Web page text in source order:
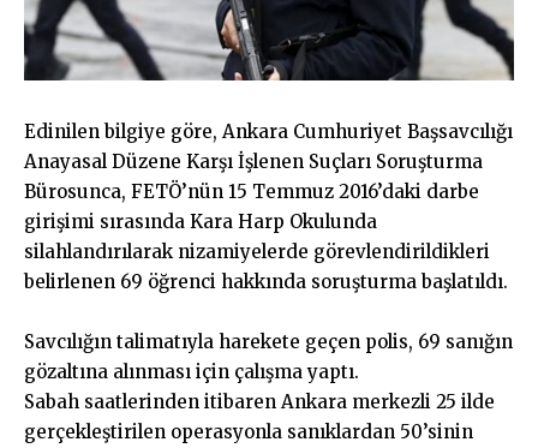
Edinilen bilgiye göre, Ankara Cumhuriyet Başsavcılığı
Anayasal Düzene Karşı İşlenen Suçları Soruşturma
Bürosunca, FETÖ’nün 15 Temmuz 2016’daki darbe
girişimi sırasında Kara Harp Okulunda
silahlandırılarak nizamiyelerde görevlendirildikleri
belirlenen 69 öğrenci hakkında soruşturma başlatıldı.
Savcılığın talimatıyla harekete geçen polis, 69 sanığın
gözaltına alınması için çalışma yaptı.
Sabah saatlerinden itibaren Ankara merkezli 25 ilde
gerçekleştirilen operasyonla sanıklardan 50’sinin